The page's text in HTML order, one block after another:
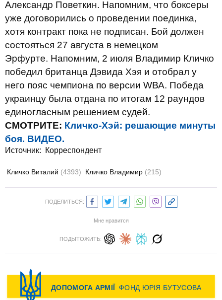
Александр Поветкин. Напомним, что боксеры
уже договорились о проведении поединка,
хотя контракт пока не подписан. Бой должен
состояться 27 августа в немецком
Эрфурте. Напомним, 2 июля Владимир Кличко
победил британца Дэвида Хэя и отобрал у
него пояс чемпиона по версии WВА. Победа
украинцу была отдана по итогам 12 раундов
единогласным решением судей.
СМОТРИТЕ: Кличко-Хэй: решающие минуты
боя. ВИДЕО.
Источник: Корреспондент
Кличко Виталий (4393) Кличко Владимир (215)
ПОДЕЛИТЬСЯ:
Мне нравится
ПОДЫТОЖИТЬ: